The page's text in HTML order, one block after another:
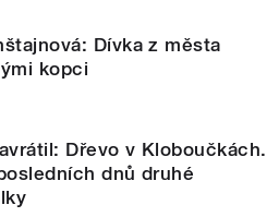
Dívka z města
kopci
Dřevo v Kloboučkách.
dnů druhé